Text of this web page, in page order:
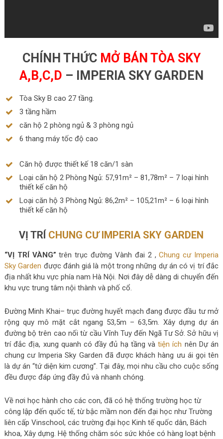
CHÍNH THỨC MỞ BÁN TÒA SKY
A,B,C,D – IMPERIA SKY GARDEN
Tòa Sky B cao 27 tầng.
3 tầng hầm
căn hộ 2 phòng ngủ & 3 phòng ngủ
6 thang máy tốc độ cao
Căn hộ được thiết kế 18 căn/1 sàn
Loại căn hộ 2 Phòng Ngủ: 57,91m² – 81,78m² – 7 loại hình
thiết kế căn hộ
Loại căn hộ 3 Phòng Ngủ: 86,2m² – 105,21m² – 6 loại hình
thiết kế căn hộ
VỊ TRÍ CHUNG CƯ IMPERIA SKY GARDEN
“VỊ TRÍ VÀNG” trên trục đường Vành đai 2 ,Chung cư Imperia
Sky Garden được đánh giá là một trong những dự án có vị trí đắc
địa nhất khu vực phía nam Hà Nội. Nơi đây dễ dàng di chuyển đến
khu vực trung tâm nội thành và phố cổ.
Đường Minh Khai– trục đường huyết mạch đang được đầu tư mở
rộng quy mô mặt cắt ngang 53,5m – 63,5m. Xây dựng dự án
đường bộ trên cao nối từ cầu Vĩnh Tuy đến Ngã Tư Sở. Sở hữu vị
trí đắc địa, xung quanh có đầy đủ hạ tầng vàtiện ích nên Dự án
chung cư Imperia Sky Garden đã được khách hàng ưu ái gọi tên
là dự án “tứ diện kim cương”. Tại đây, mọi nhu cầu cho cuộc sống
đều được đáp ứng đầy đủ và nhanh chóng.
Về nơi học hành cho các con, đã có hệ thống trường học từ
công lập đến quốc tế, từ bậc mầm non đến đại học như Trường
liên cấp Vinschool, các trường đại học Kinh tế quốc dân, Bách
khoa, Xây dựng. Hệ thống chăm sóc sức khỏe có hàng loạt bệnh